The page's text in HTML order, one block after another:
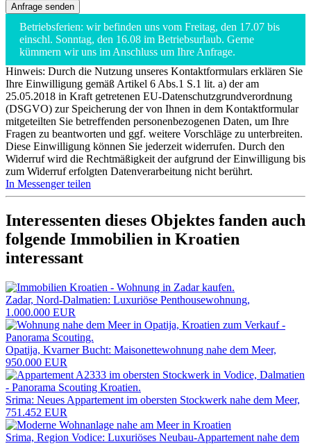
Betriebsferien: wir befinden uns vom Freitag, den 17.07 bis
einschl. Sonntag, den 16.08 im Betriebsurlaub. Gerne
kümmern wir uns im Anschluss um Ihre Anfrage.
Hinweis: Durch die Nutzung unseres Kontaktformulars erklären Sie
Ihre Einwilligung gemäß Artikel 6 Abs.1 S.1 lit. a) der am
25.05.2018 in Kraft getretenen EU-Datenschutzgrundverordnung
(DSGVO) zur Speicherung der von Ihnen in dem Kontaktformular
mitgeteilten Sie betreffenden personenbezogenen Daten, um Ihre
Fragen zu beantworten und ggf. weitere Vorschläge zu unterbreiten.
Diese Einwilligung können Sie jederzeit widerrufen. Durch den
Widerruf wird die Rechtmäßigkeit der aufgrund der Einwilligung bis
zum Widerruf erfolgten Datenverarbeitung nicht berührt.
In Messenger teilen
Interessenten dieses Objektes fanden auch
folgende Immobilien in Kroatien
interessant
Zadar, Nord-Dalmatien: Luxuriöse Penthousewohnung,
1.000.000 EUR
Opatija, Kvarner Bucht: Maisonettewohnung nahe dem Meer,
950.000 EUR
Srima: Neues Appartement im obersten Stockwerk nahe dem Meer,
751.452 EUR
Srima, Region Vodice: Luxuriöses Neubau-Appartement nahe dem